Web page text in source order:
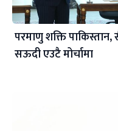
परमाणु शक्ति पाकिस्तान,
सऊदी एउटै मोर्चामा